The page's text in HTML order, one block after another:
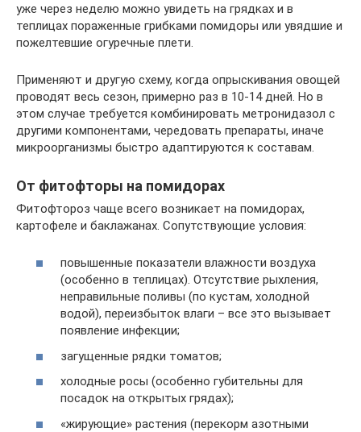
уже через неделю можно увидеть на грядках и в
теплицах пораженные грибками помидоры или увядшие и
пожелтевшие огуречные плети.
Применяют и другую схему, когда опрыскивания овощей
проводят весь сезон, примерно раз в 10-14 дней. Но в
этом случае требуется комбинировать метронидазол с
другими компонентами, чередовать препараты, иначе
микроорганизмы быстро адаптируются к составам.
От фитофторы на помидорах
Фитофтороз чаще всего возникает на помидорах,
картофеле и баклажанах. Сопутствующие условия:
повышенные показатели влажности воздуха
(особенно в теплицах). Отсутствие рыхления,
неправильные поливы (по кустам, холодной
водой), переизбыток влаги – все это вызывает
появление инфекции;
загущенные рядки томатов;
холодные росы (особенно губительны для
посадок на открытых грядах);
«жирующие» растения (перекорм азотными